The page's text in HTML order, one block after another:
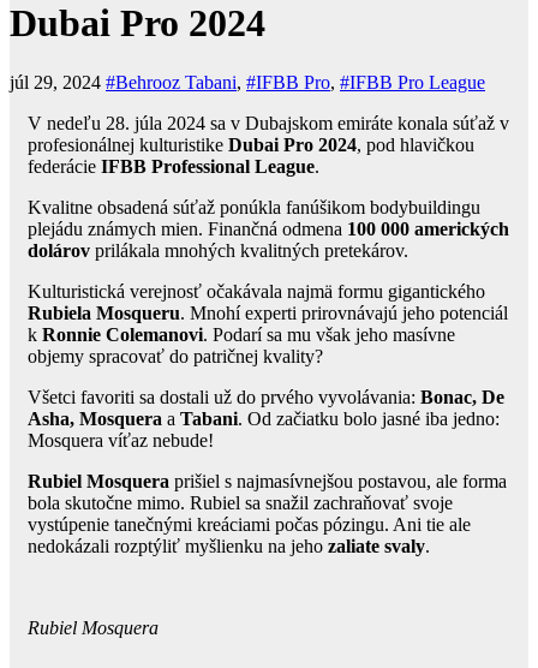
Dubai Pro 2024
júl 29, 2024 #Behrooz Tabani, #IFBB Pro, #IFBB Pro League
V nedeľu 28. júla 2024 sa v Dubajskom emiráte konala súťaž v
profesionálnej kulturistike Dubai Pro 2024, pod hlavičkou
federácie IFBB Professional League.
Kvalitne obsadená súťaž ponúkla fanúšikom bodybuildingu
plejádu známych mien. Finančná odmena 100 000 amerických
dolárov prilákala mnohých kvalitných pretekárov.
Kulturistická verejnosť očakávala najmä formu gigantického
Rubiela Mosqueru. Mnohí experti prirovnávajú jeho potenciál
k Ronnie Colemanovi. Podarí sa mu však jeho masívne
objemy spracovať do patričnej kvality?
Všetci favoriti sa dostali už do prvého vyvolávania: Bonac, De
Asha, Mosquera a Tabani. Od začiatku bolo jasné iba jedno:
Mosquera víťaz nebude!
Rubiel Mosquera prišiel s najmasívnejšou postavou, ale forma
bola skutočne mimo. Rubiel sa snažil zachraňovať svoje
vystúpenie tanečnými kreáciami počas pózingu. Ani tie ale
nedokázali rozptýliť myšlienku na jeho zaliate svaly.
Rubiel Mosquera